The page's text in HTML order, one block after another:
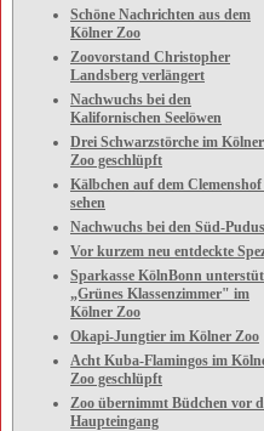
Schöne Nachrichten aus dem
Kölner Zoo
Zoovorstand Christopher
Landsberg verlängert
Nachwuchs bei den
Kalifornischen Seelöwen
Drei Schwarzstörche im Kölner
Zoo geschlüpft
Kälbchen auf dem Clemenshof
sehen
Nachwuchs bei den Süd-Pudus
Vor kurzem neu entdeckte
Sparkasse KölnBonn
„Grünes Klassenzimmer" im
Kölner Zoo
Okapi-Jungtier im Kölner Zoo
Acht Kuba-Flamingos im
Zoo geschlüpft
Zoo übernimmt Büdchen vor
Haupteingang